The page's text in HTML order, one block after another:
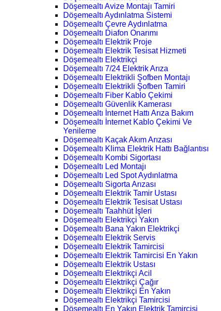
Döşemealtı Avize Montajı Tamiri
Döşemealtı Aydınlatma Sistemi
Döşemealtı Çevre Aydınlatma
Döşemealtı Diafon Onarımı
Döşemealtı Elektrik Proje
Döşemealtı Elektrik Tesisat Hizmeti
Döşemealtı Elektrikçi
Döşemealtı 7/24 Elektrik Arıza
Döşemealtı Elektrikli Şofben Montajı
Döşemealtı Elektrikli Şofben Tamiri
Döşemealtı Fiber Kablo Çekimi
Döşemealtı Güvenlik Kamerası
Döşemealtı İnternet Hattı Arıza Bakım
Döşemealtı İnternet Kablo Çekimi Ve
Yenileme
Döşemealtı Kaçak Akım Arızası
Döşemealtı Klima Elektrik Hattı Bağlantısı
Döşemealtı Kombi Sigortası
Döşemealtı Led Montajı
Döşemealtı Led Spot Aydınlatma
Döşemealtı Sigorta Arızası
Döşemealtı Elektrik Tamir Ustası
Döşemealtı Elektrik Tesisat Ustası
Döşemealtı Taahhüt İşleri
Döşemealtı Elektrikçi Yakın
Döşemealtı Bana Yakın Elektrikçi
Döşemealtı Elektrik Servis
Döşemealtı Elektrik Tamircisi
Döşemealtı Elektrik Tamircisi En Yakın
Döşemealtı Elektrik Ustası
Döşemealtı Elektrikçi Acil
Döşemealtı Elektrikçi Çağır
Döşemealtı Elektrikçi En Yakın
Döşemealtı Elektrikçi Tamircisi
Döşemealtı En Yakın Elektrik Tamircisi